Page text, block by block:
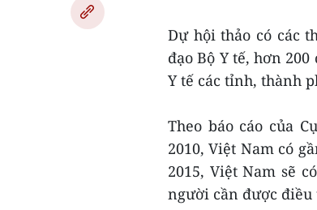
Dự hội thảo có các
đạo Bộ Y tế, hơn
Y tế các tỉnh, thành
Theo báo cáo của
2010, Việt Nam có
2015, Việt Nam sẽ
người cần được điều